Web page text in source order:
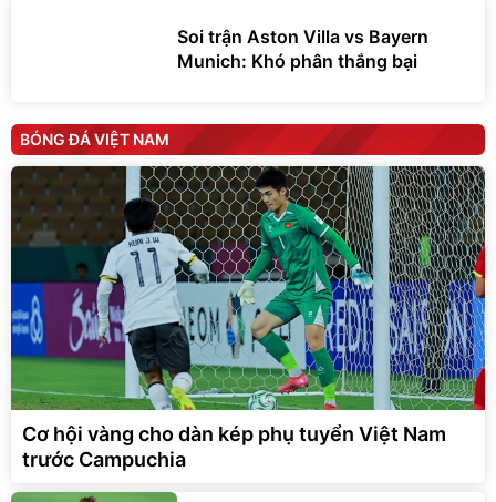
Soi trận Aston Villa vs Bayern
Munich: Khó phân thắng bại
BÓNG ĐÁ VIỆT NAM
Cơ hội vàng cho dàn kép phụ tuyển Việt Nam
trước Campuchia